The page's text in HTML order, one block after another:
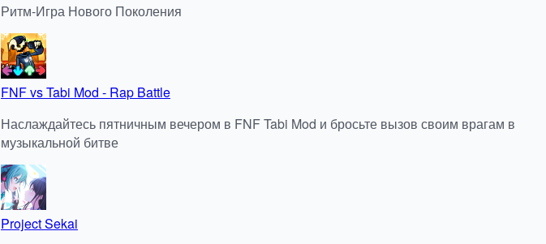
Ритм-Игра Нового Поколения
FNF vs Tabi Mod - Rap Battle
Наслаждайтесь пятничным вечером в FNF Tabi Mod и бросьте вызов своим врагам в
музыкальной битве
Project Sekai